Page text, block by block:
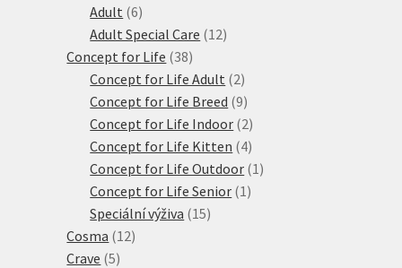
Adult 66
produktů
Adult Special Care 1212
Concept for Life 3838
produktů
Concept for Life Adult 22
produkty
Concept for Life Breed 99
produktů
Concept for Life Indoor 22
produkty
Concept for Life Kitten 44
produkty
Concept for Life Outdoor 1 1
Concept for Life Senior 1 1
Speciální výživa 1515
Cosma 1212
Crave 55